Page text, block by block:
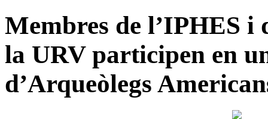
Membres de l’IPHES i
la URV participen en
d’Arqueòlegs